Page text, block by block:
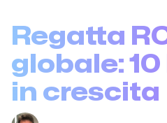
Regatta
globale:
in crescita